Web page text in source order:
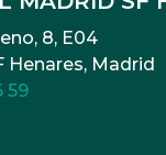
8, E04
Henares, Madrid
59